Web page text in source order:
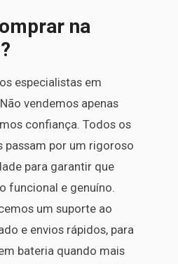
na
especialistas em
vendemos apenas
confiança. Todos os
passam por um rigoroso
para garantir que
funcional e genuíno.
um suporte ao
e envios rápidos, para
bateria quando mais